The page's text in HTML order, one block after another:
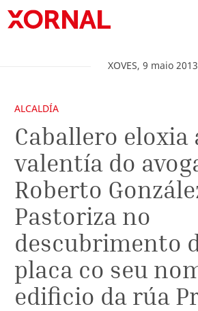
XOVES, 9 maio 2013
ALCALDÍA
Caballero eloxia
valentía do
Roberto
Pastoriza no
descubrimento
placa co seu
edificio da rúa